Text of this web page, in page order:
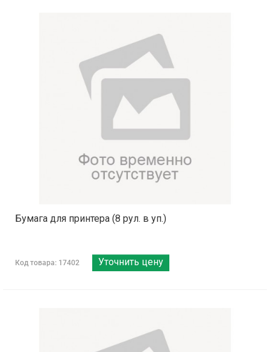
Бумага для принтера (8 рул. в уп.)
Код товара: 17402 Уточнить цену